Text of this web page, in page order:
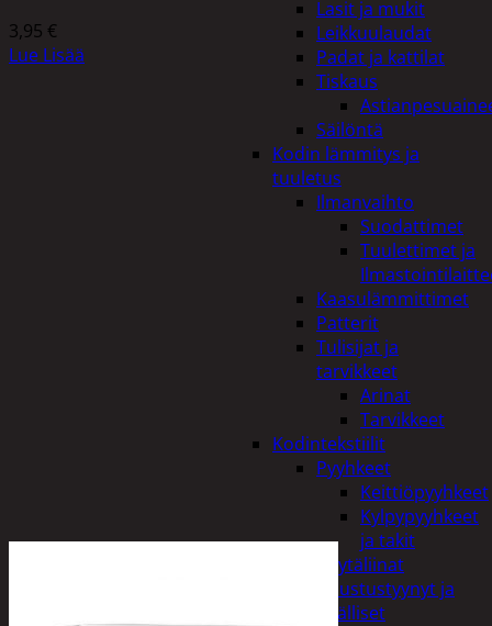
Lasit ja mukit
Leikkuulaudat
Padat ja kattilat
Tiskaus
Säilöntä
Kodin lämmitys ja
tuuletus
Ilmanvaihto
Suodattimet
Tuulettimet ja
Kaasulämmittimet
Patterit
Tulisijat ja
tarvikkeet
Arinat
Tarvikkeet
Kodintekstiilit
Pyyhkeet
Keittiöpyyhkeet
Kylpypyyhkeet
ja takit
Pöytäliinat
Sisustustyynyt ja
päälliset
3,95 €
Lue Lisää